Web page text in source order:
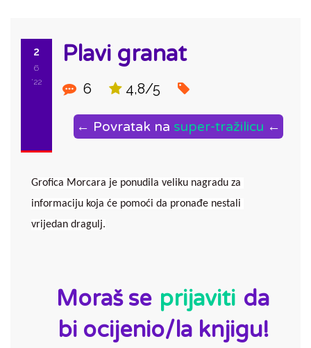
2
6
'22
Plavi granat
6 4,8/5
← Povratak na super-tražilicu ←
Grofica Morcara je ponudila veliku nagradu za
informaciju koja će pomoći da pronađe nestali
vrijedan dragulj.
Moraš se prijaviti da
bi ocijenio/la knjigu!